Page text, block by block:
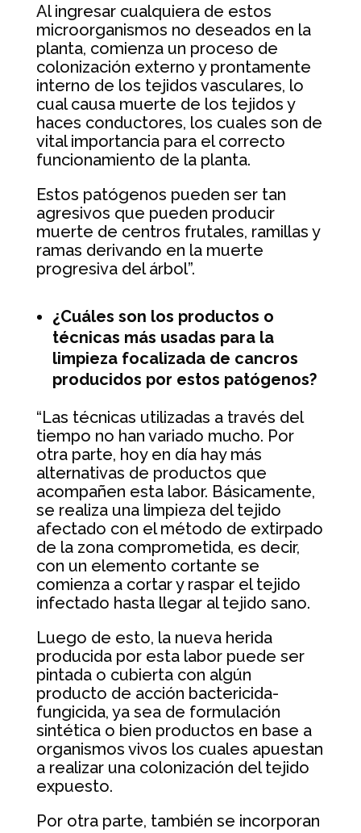
Al ingresar cualquiera de estos
microorganismos no deseados en la
planta, comienza un proceso de
colonización externo y prontamente
interno de los tejidos vasculares, lo
cual causa muerte de los tejidos y
haces conductores, los cuales son de
vital importancia para el correcto
funcionamiento de la planta.
Estos patógenos pueden ser tan
agresivos que pueden producir
muerte de centros frutales, ramillas y
ramas derivando en la muerte
progresiva del árbol”.
¿Cuáles son los productos o
técnicas más usadas para la
limpieza focalizada de cancros
producidos por estos patógenos?
“Las técnicas utilizadas a través del
tiempo no han variado mucho. Por
otra parte, hoy en día hay más
alternativas de productos que
acompañen esta labor. Básicamente,
se realiza una limpieza del tejido
afectado con el método de extirpado
de la zona comprometida, es decir,
con un elemento cortante se
comienza a cortar y raspar el tejido
infectado hasta llegar al tejido sano.
Luego de esto, la nueva herida
producida por esta labor puede ser
pintada o cubierta con algún
producto de acción bactericida-
fungicida, ya sea de formulación
sintética o bien productos en base a
organismos vivos los cuales apuestan
a realizar una colonización del tejido
expuesto.
Por otra parte, también se incorporan